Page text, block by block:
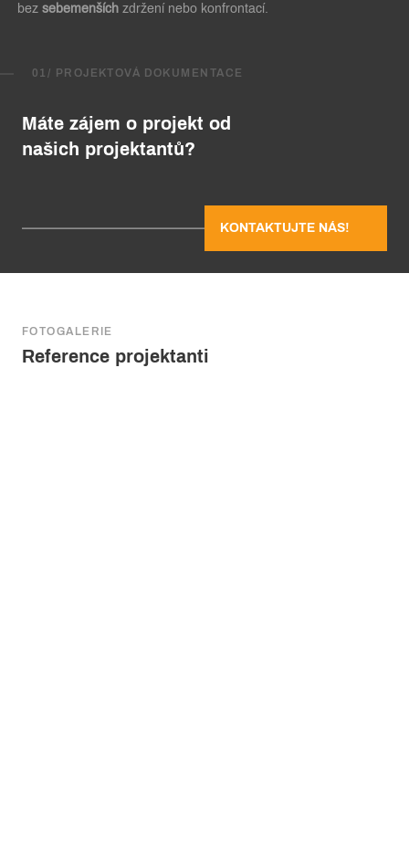
bez sebemenších zdržení nebo konfrontací.
01/ PROJEKTOVÁ DOKUMENTACE
Máte zájem o projekt od
našich projektantů?
KONTAKTUJTE NÁS!
FOTOGALERIE
Reference projektanti